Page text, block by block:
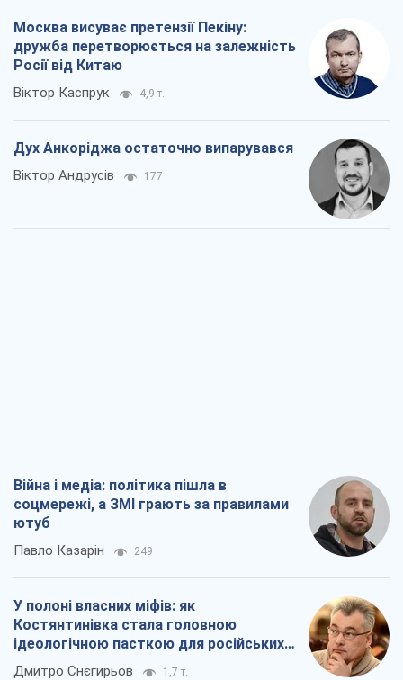
Москва висуває претензії Пекіну:
дружба перетворюється на залежність
Росії від Китаю
Віктор Каспрук 4,9 т.
Дух Анкоріджа остаточно випарувався
Віктор Андрусів 177
Війна і медіа: політика пішла в
соцмережі, а ЗМІ грають за правилами
ютуб
Павло Казарін 249
У полоні власних міфів: як
Костянтинівка стала головною
ідеологічною пасткою для російських
окупантів
Дмитро Снєгирьов 1,7 т.